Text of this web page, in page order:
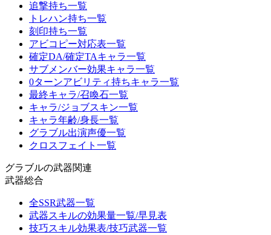
追撃持ち一覧
トレハン持ち一覧
刻印持ち一覧
アビコピー対応表一覧
確定DA/確定TAキャラ一覧
サブメンバー効果キャラ一覧
0ターンアビリティ持ちキャラ一覧
最終キャラ/召喚石一覧
キャラ/ジョブスキン一覧
キャラ年齢/身長一覧
グラブル出演声優一覧
クロスフェイト一覧
グラブルの武器関連
武器総合
全SSR武器一覧
武器スキルの効果量一覧/早見表
技巧スキル効果表/技巧武器一覧